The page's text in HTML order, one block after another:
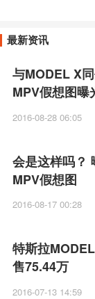
最新资讯
与MODEL X
MPV假想图曝
2016-08-28 06:05
会是这样吗？
MPV假想图
2016-08-17 00:28
特斯拉
售75.44万
2016-07-13 14:59